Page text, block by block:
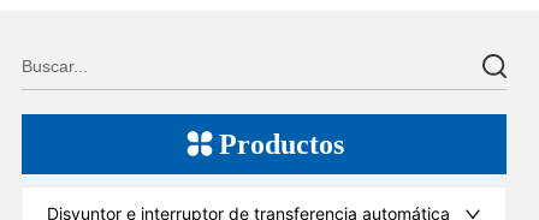
Productos
Disyuntor e interruptor de transferencia automática